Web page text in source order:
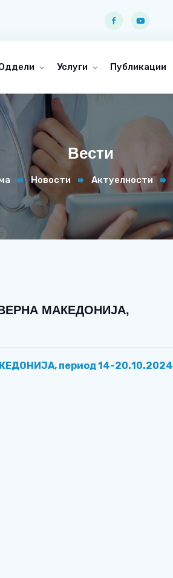
Услуги Публикации
Вести
Новости Актуелности
МАКЕДОНИЈА,
период14-20.10.2024